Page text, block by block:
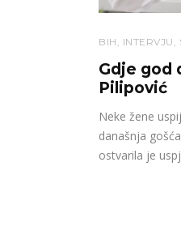
BIH , INTERVJU ,
Gdje god
Pilipović
Neke žene
današnja
ostvarila je